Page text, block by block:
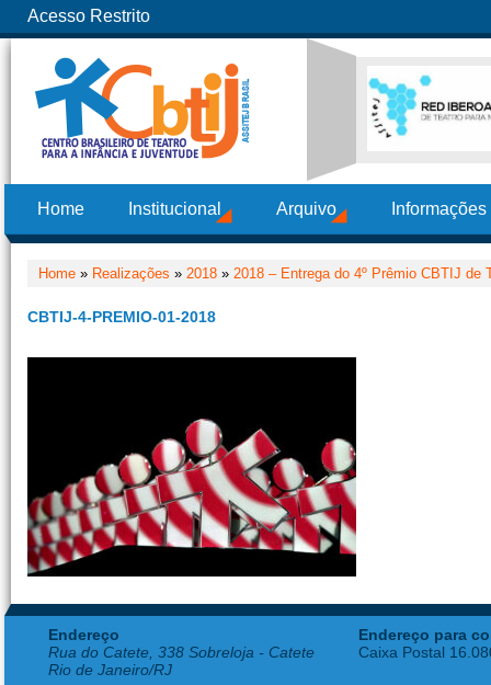
Acesso Restrito
Home Institucional Arquivo
Home » Realizações » 2018 » 2018 – Entrega do 4º Prêmio CBTIJ de
CBTIJ-4-PREMIO-01-2018
Endereço
Rua do Catete, 338 Sobreloja - Catete
Rio de Janeiro/RJ
Endereço para
Caixa Postal